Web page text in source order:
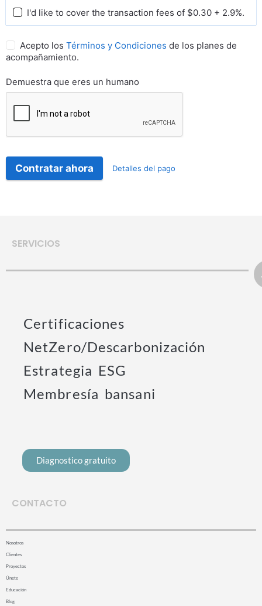
I'd like to cover the transaction fees of $0.30 + 2.9%.
Acepto los Términos y Condiciones de los planes de
acompañamiento.
Demuestra que eres un humano
Contratar ahora Detalles del pago
SERVICIOS
Certificaciones
NetZero/Descarbonización
Estrategia ESG
Membresía bansani
Diagnostico gratuito
CONTACTO
Nosotros
Clientes
Proyectos
Únete
Educación
Blog